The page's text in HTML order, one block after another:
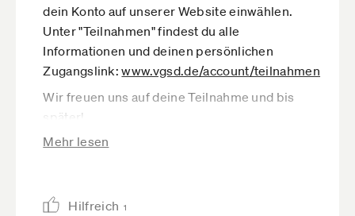
dein Konto auf unserer Website einwählen.
Unter "Teilnahmen" findest du alle
Informationen und deinen persönlichen
Zugangslink:www.vgsd.de­/account/teilnahmen
Wir freuen uns auf deine Teilnahme und bis
später!
Herzliche Grüße
Mehr lesen
Hilfreich 1